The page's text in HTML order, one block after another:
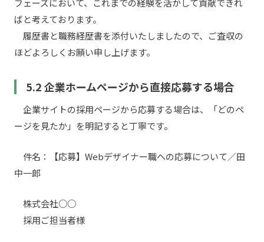
フェーズにおいて、これまでの経験を活かして貢献できれ
ばと考えております。
履歴書と職務経歴書を添付いたしましたので、ご査収の
ほどよろしくお願い申し上げます。
5.2 企業ホームページから直接応募する場合
企業サイトの採用ページから応募する場合は、「どのペ
ージを見たか」を明記すると丁寧です。
件名：【応募】Webデザイナー職への応募について／田
中一郎
株式会社○○
採用ご担当者様